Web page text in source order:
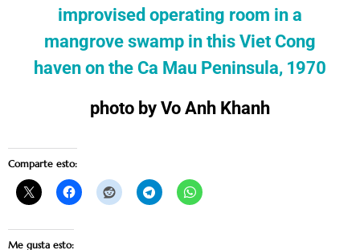
improvised operating room in a
mangrove swamp in this Viet Cong
haven on the Ca Mau Peninsula, 1970
photo by Vo Anh Khanh
Comparte esto:
Me gusta esto: